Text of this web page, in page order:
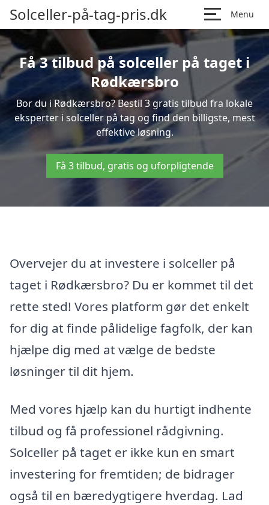
Solceller-på-tag-pris.dk Menu
Få 3 tilbud på solceller på taget i
Rødkærsbro
Bor du i Rødkærsbro? Bestil 3 gratis tilbud fra lokale
eksperter i solceller på tag og find den billigste, mest
effektive løsning.
Få 3 tilbud, gratis og uforpligtende
Overvejer du at investere i solceller på
taget i Rødkærsbro? Du er kommet til det
rette sted! Vores platform gør det enkelt
for dig at finde pålidelige fagfolk, der kan
hjælpe dig med at vælge de bedste
løsninger til dit hjem.
Med vores hjælp kan du hurtigt indhente
tilbud og få professionel rådgivning.
Solceller på taget er ikke kun en smart
investering for fremtiden; de bidrager
også til en bæredygtigere hverdag. Lad